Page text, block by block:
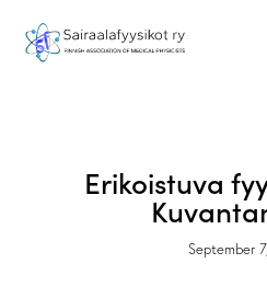
Erikoistuva
September